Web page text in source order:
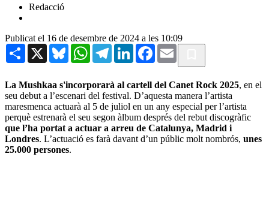
Redacció
Publicat el 16 de desembre de 2024 a les 10:09
Share X BlueskyWhatsAppTelegramLinkedInFacebook
Email
La Mushkaa s'incorporarà al cartell del Canet Rock 2025, en el
seu debut a l’escenari del festival. D’aquesta manera l’artista
maresmenca actuarà al 5 de juliol en un any especial per l’artista
perquè estrenarà el seu segon àlbum després del rebut discogràfic
que l’ha portat a actuar a arreu de Catalunya, Madrid i
Londres. L’actuació es farà davant d’un públic molt nombrós, unes
25.000 persones.